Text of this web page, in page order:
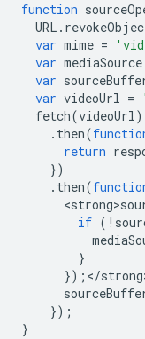
function
URL .
var mime =
var mediaSource
var
var videoUrl =
fetch(videoUrl)
. then(
return
})
. then(
<
if ( !
}
}); </strong
});
}